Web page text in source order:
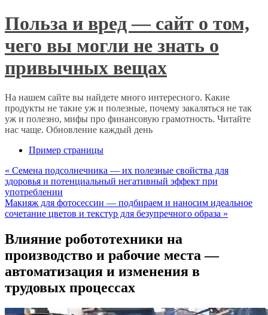
Польза и вред — сайт о том,
чего вы могли не знать о
привычных вещах
На нашем сайте вы найдете много интересного. Какие
продукты не такие уж и полезные, почему закаляться не так
уж и полезно, мифы про финансовую грамотность. Читайте
нас чаще. Обновление каждый день
Пример страницы
« Семена подсолнечника — их полезные свойства для
здоровья и потенциальный негативный эффект при
употреблении
Макияж для фотосессии — подбираем и наносим идеальное
сочетание цветов и текстур для безупречного образа »
Влияние робототехники на
производство и рабочие места —
автоматизация и изменения в
трудовых процессах